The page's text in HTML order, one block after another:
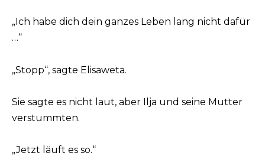
„Ich habe dich dein ganzes Leben lang nicht dafür
…“
„Stopp“, sagte Elisaweta.
Sie sagte es nicht laut, aber Ilja und seine Mutter
verstummten.
„Jetzt läuft es so.“